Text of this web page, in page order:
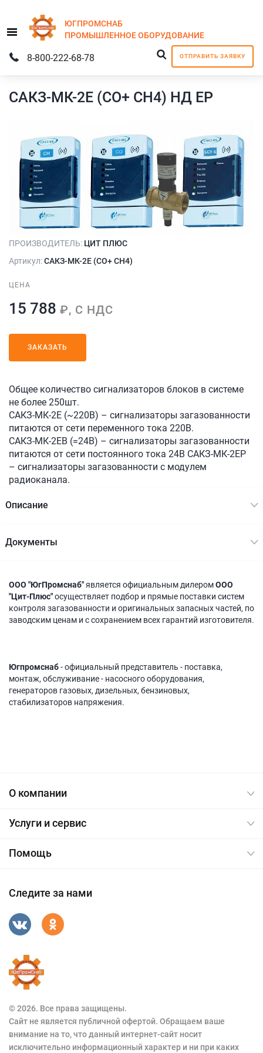
Menu
ЮГПРОМСНАБ
ПРОМЫШЛЕННОЕОБОРУДОВАНИЕ
ОТПРАВИТЬ ЗАЯВКУ
8-800-222-68-78
САКЗ-МК-2Е (СО+ СН4) НД ЕР
ПРОИЗВОДИТЕЛЬ: ЦИТ ПЛЮС
Артикул:САКЗ-МК-2Е (СО+ СН4)
ЦЕНА
15 788 ₽, С НДС
ЗАКАЗАТЬ
Общее количество сигнализаторов блоков в системе
не более 250шт.
САКЗ-МК-2Е (~220В) – сигнализаторы загазованности
питаются от сети переменного тока 220В.
САКЗ-МК-2ЕВ (=24В) – сигнализаторы загазованности
питаются от сети постоянного тока 24В САКЗ-МК-2ЕР
– сигнализаторы загазованности с модулем
радиоканала.
Описание
Документы
ООО "ЮгПромснаб"является официальным дилеромООО
"Цит-Плюс"осуществляет подбор и прямые поставки систем
контроля загазованности и оригинальных запасных частей, по
заводским ценам и с сохранением всех гарантий изготовителя.
Югпромснаб- официальный представитель - поставка,
монтаж, обслуживание - насосного оборудования,
генераторов газовых, дизельных, бензиновых,
стабилизаторов напряжения.
О компании
Услуги и сервис
Помощь
Следите за нами
© 2026. Все права защищены.
Сайт не является публичной офертой. Обращаем ваше
внимание на то, что данный интернет-сайт носит
исключительно информационный характер и ни при каких